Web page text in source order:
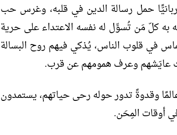
حمل رسالة الدين في قلبه، وغرس حب
كلّ مَن تُسوِّل له نفسه الاعتداء على حرية
في قلوب الناس، يُذكي فيهم روح البسالة
عايَشهم وعرف همومهم عن قرب.
وقدوةً تدور حوله رحى حياتهم، يستمدون
أوقات المِحَن.